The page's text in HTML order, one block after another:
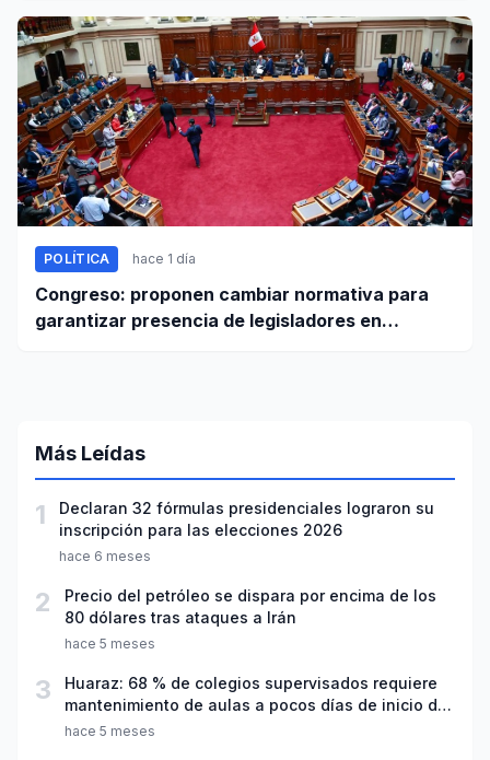
POLÍTICA hace 1 día
Congreso: proponen cambiar normativa para
garantizar presencia de legisladores en
Más Leídas
1
Declaran 32 fórmulas presidenciales lograron su
inscripción para las elecciones 2026
hace 6 meses
2
Precio del petróleo se dispara por encima de los
80 dólares tras ataques a Irán
hace 5 meses
3
Huaraz: 68 % de colegios supervisados requiere
mantenimiento de aulas a pocos días de inicio del
año escolar 2026
hace 5 meses